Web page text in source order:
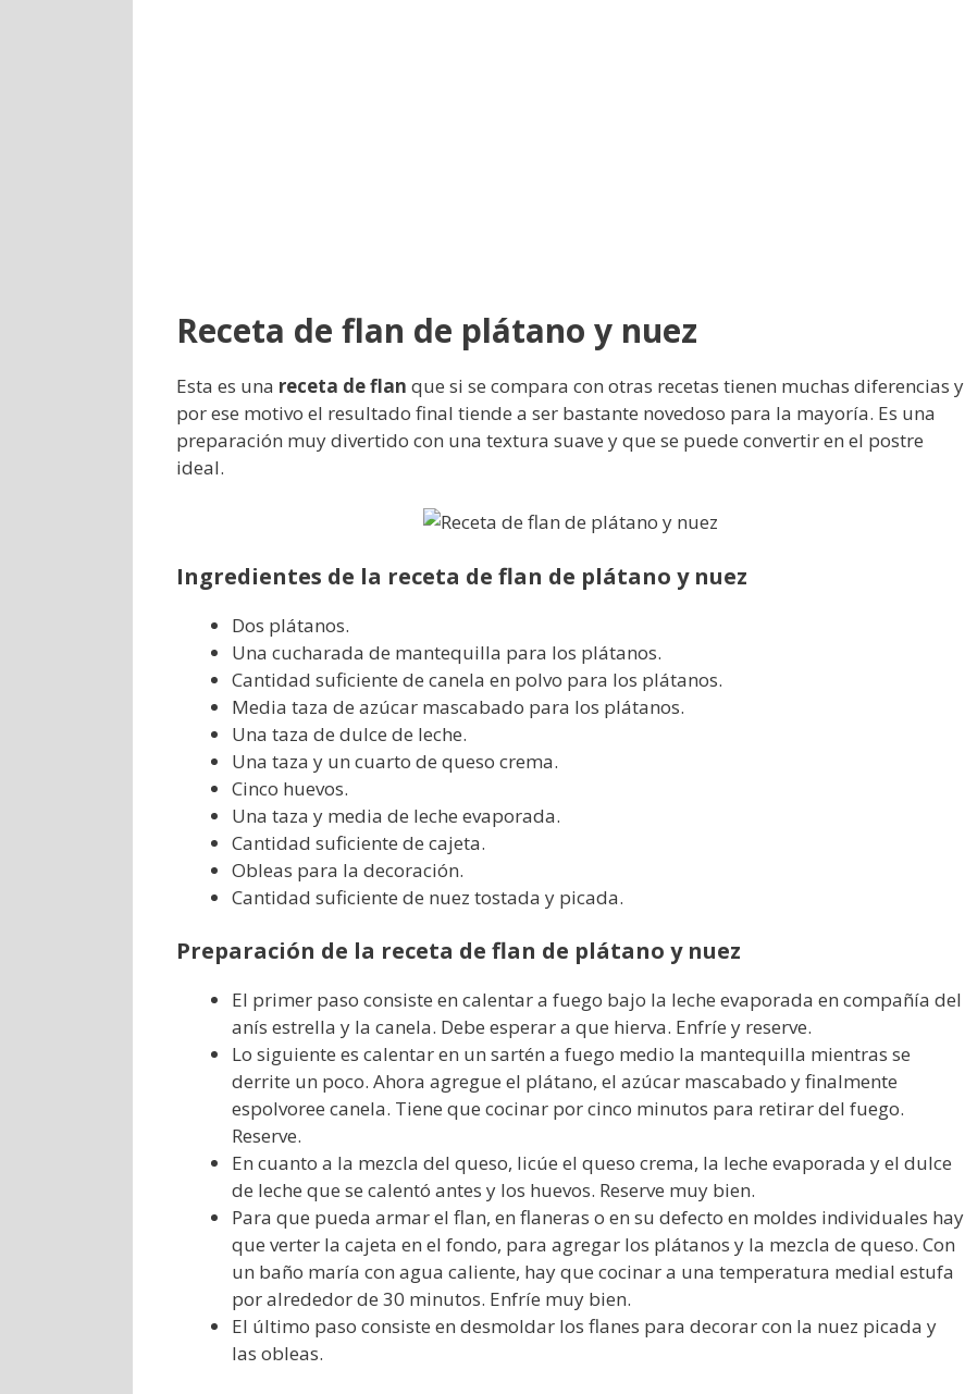
Receta de flan de plátano y nuez
Esta es una receta de flan que si se compara con otras recetas tienen muchas diferencias y
por ese motivo el resultado final tiende a ser bastante novedoso para la mayoría. Es una
preparación muy divertido con una textura suave y que se puede convertir en el postre
ideal.
Ingredientes de la receta de flan de plátano y nuez
Dos plátanos.
Una cucharada de mantequilla para los plátanos.
Cantidad suficiente de canela en polvo para los plátanos.
Media taza de azúcar mascabado para los plátanos.
Una taza de dulce de leche.
Una taza y un cuarto de queso crema.
Cinco huevos.
Una taza y media de leche evaporada.
Cantidad suficiente de cajeta.
Obleas para la decoración.
Cantidad suficiente de nuez tostada y picada.
Preparación de la receta de flan de plátano y nuez
El primer paso consiste en calentar a fuego bajo la leche evaporada en compañía del
anís estrella y la canela. Debe esperar a que hierva. Enfríe y reserve.
Lo siguiente es calentar en un sartén a fuego medio la mantequilla mientras se
derrite un poco. Ahora agregue el plátano, el azúcar mascabado y finalmente
espolvoree canela. Tiene que cocinar por cinco minutos para retirar del fuego.
Reserve.
En cuanto a la mezcla del queso, licúe el queso crema, la leche evaporada y el dulce
de leche que se calentó antes y los huevos. Reserve muy bien.
Para que pueda armar el flan, en flaneras o en su defecto en moldes individuales hay
que verter la cajeta en el fondo, para agregar los plátanos y la mezcla de queso. Con
un baño maría con agua caliente, hay que cocinar a una temperatura medial estufa
por alrededor de 30 minutos. Enfríe muy bien.
El último paso consiste en desmoldar los flanes para decorar con la nuez picada y
las obleas.